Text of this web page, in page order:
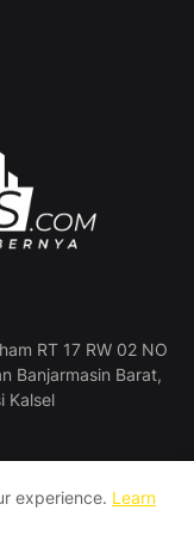
RT 17 RW 02 NO
Banjarmasin Barat,
Kalsel
Siber
experience. Learn